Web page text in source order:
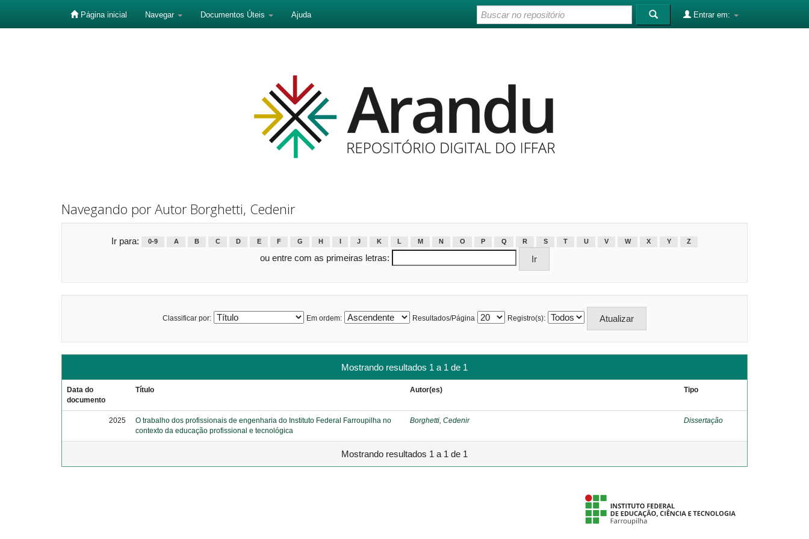
Página inicial Navegar Documentos Úteis Ajuda Entrar em:
Navegando por Autor Borghetti, Cedenir
Ir para: 0-9 A B C D E F G H J K L M N O P Q R S T U V W X Y Z
ou entre com as primeiras letras:
Classificar por: Em ordem: Resultados/Página Registro(s):
Mostrando resultados 1 a 1 de 1
Data do
documento
Título Autor(es) Tipo
2025
O trabalho dos profissionais de engenharia do Instituto Federal Farroupilha no
contexto da educação profissional e tecnológica
Borghetti, Cedenir Dissertação
Mostrando resultados 1 a 1 de 1